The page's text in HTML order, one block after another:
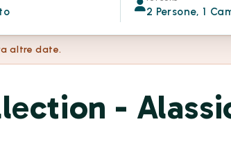
2 Persone, 1
altre date.
-